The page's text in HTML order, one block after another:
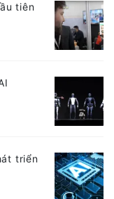
tiên
triển